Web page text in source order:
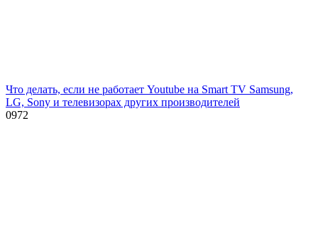
Что делать, если не работает Youtube на Smart TV Samsung,
LG, Sony и телевизорах других производителей
0972